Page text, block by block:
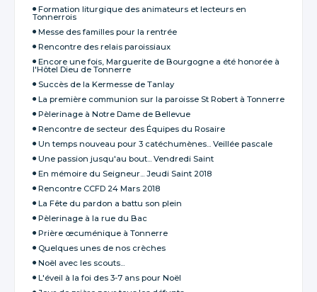
Formation liturgique des animateurs et lecteurs en
Tonnerrois
Messe des familles pour la rentrée
Rencontre des relais paroissiaux
Encore une fois, Marguerite de Bourgogne a été honorée à
l'Hôtel Dieu de Tonnerre
Succès de la Kermesse de Tanlay
La première communion sur la paroisse St Robert à Tonnerre
Pèlerinage à Notre Dame de Bellevue
Rencontre de secteur des Équipes du Rosaire
Un temps nouveau pour 3 catéchumènes... Veillée pascale
Une passion jusqu'au bout... Vendredi Saint
En mémoire du Seigneur... Jeudi Saint 2018
Rencontre CCFD 24 Mars 2018
La Fête du pardon a battu son plein
Pèlerinage à la rue du Bac
Prière œcuménique à Tonnerre
Quelques unes de nos crèches
Noël avec les scouts...
L'éveil à la foi des 3-7 ans pour Noël